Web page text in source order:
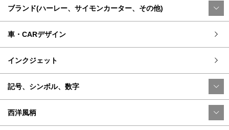
ブランド(ハーレー、サイモンカーター、その他)
車・CARデザイン
インクジェット
記号、シンボル、数字
西洋風柄